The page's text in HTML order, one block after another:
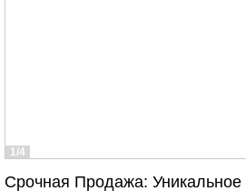
1/4
Срочная Продажа: Уникальное